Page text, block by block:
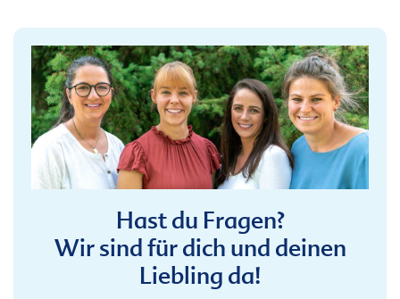
Hast du Fragen?
Wir sind für dich und deinen
Liebling da!